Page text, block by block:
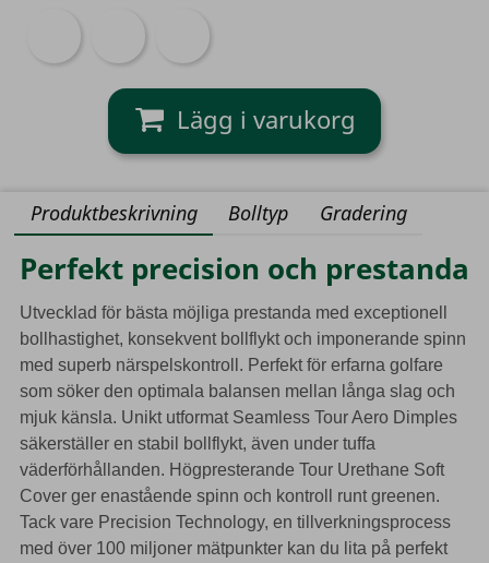
Gul
USA
Produktbeskrivning Bolltyp Gradering
Perfekt precision och prestanda
Utvecklad för bästa möjliga prestanda med exceptionell
bollhastighet, konsekvent bollflykt och imponerande spinn
med superb närspelskontroll. Perfekt för erfarna golfare
som söker den optimala balansen mellan långa slag och
mjuk känsla. Unikt utformat Seamless Tour Aero Dimples
säkerställer en stabil bollflykt, även under tuffa
väderförhållanden. Högpresterande Tour Urethane Soft
Cover ger enastående spinn och kontroll runt greenen.
Tack vare Precision Technology, en tillverkningsprocess
med över 100 miljoner mätpunkter kan du lita på perfekt